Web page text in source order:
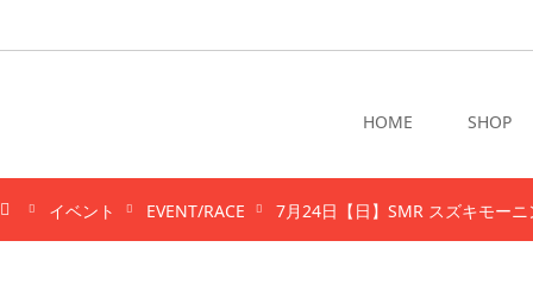
HOME SHOP
イベント EVENT/RACE 7月24日【日】SMR スズキモー